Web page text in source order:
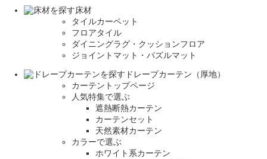
床材
タイルカーペット
フロアタイル
ダイニングラグ・クッションフロア
ジョイントマット・パズルマット
ドレープカーテン（厚地）
カーテントップページ
人気特集で選ぶ
遮熱断熱カーテン
カーテンセット
天然素材カーテン
カラーで選ぶ
ホワイト系カーテン